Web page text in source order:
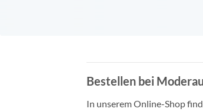
Bestellen bei
In unserem Online-Shop